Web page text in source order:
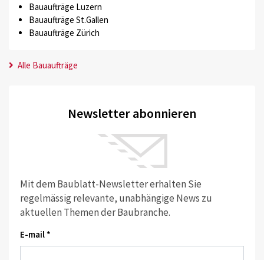
Bauaufträge Luzern
Bauaufträge St.Gallen
Bauaufträge Zürich
Alle Bauaufträge
Newsletter abonnieren
Mit dem Baublatt-Newsletter erhalten Sie
regelmässig relevante, unabhängige News zu
aktuellen Themen der Baubranche.
E-mail *